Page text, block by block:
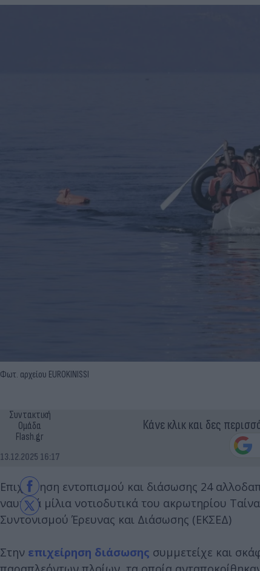
Φωτ. αρχείου EUROKINISSI
Συντακτική
Ομάδα
Flash.gr
13.12.2025 16:17
Κάνε κλικ και δες
Επιχείρηση εντοπισμού και διάσωσης 24
ναυτικά μίλια νοτιοδυτικά του ακρωτηρίου
Συντονισμού Έρευνας και Διάσωσης (ΕΚΣΕΔ)
Στην επιχείρηση διάσωσης συμμετείχε και